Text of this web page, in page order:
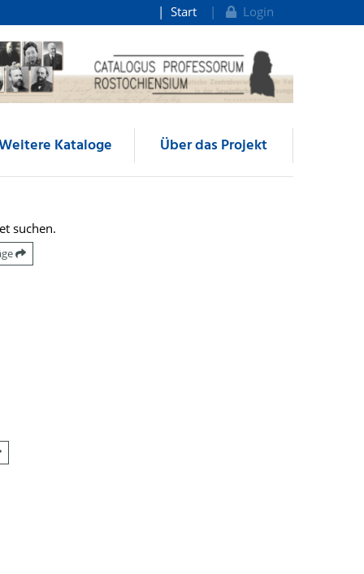
Start Login
Kataloge Über das Projekt
suchen.